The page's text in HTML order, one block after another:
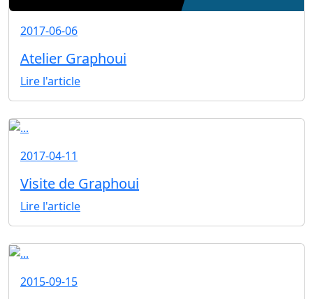
2017-06-06
Atelier Graphoui
Lire l'article
2017-04-11
Visite de Graphoui
Lire l'article
2015-09-15